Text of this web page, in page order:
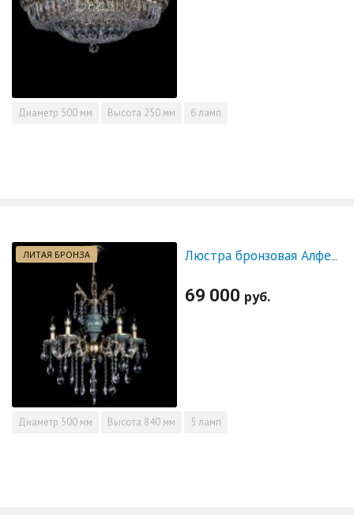
Диаметр 500 мм Высота 250 мм 6 ламп
ЛИТАЯ БРОНЗА
69 000 руб.
Диаметр 500 мм Высота 840 мм 5 ламп